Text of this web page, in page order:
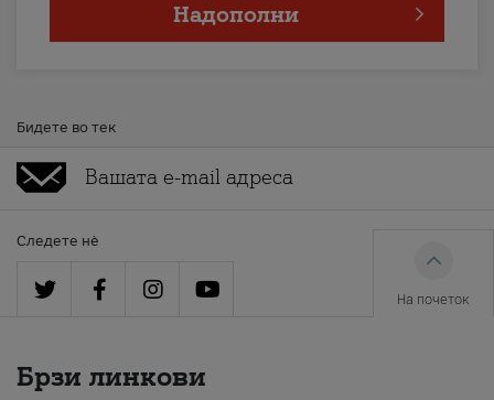
Надополни
Бидете во тек
Следете нè
На почеток
Брзи линкови